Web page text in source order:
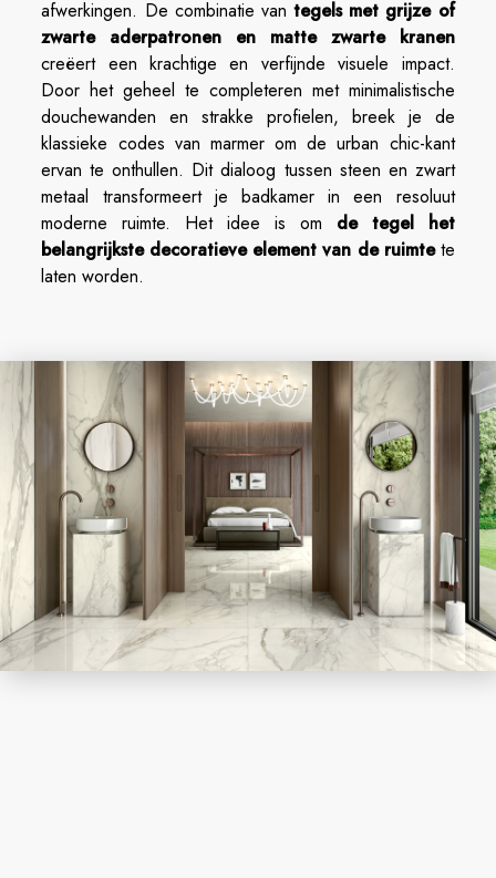
afwerkingen. De combinatie vantegels met grijze of
zwarte aderpatronen en matte zwarte kranen
creëert een krachtige en verfijnde visuele impact.
Door het geheel te completeren met minimalistische
douchewanden en strakke profielen, breek je de
klassieke codes van marmer om de urban chic-kant
ervan te onthullen. Dit dialoog tussen steen en zwart
metaal transformeert je badkamer in een resoluut
moderne ruimte. Het idee is om de tegel het
belangrijkste decoratieve element van de ruimtete
laten worden.